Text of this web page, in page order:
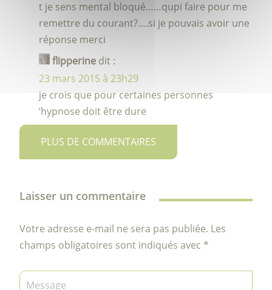
t je sens mental bloqué……qupi faire pour me
remettre du courant?….si je pouvais avoir une
réponse merci
flipperine dit :
23 mars 2015 à 23h29
je crois que pour certaines personnes
‘hypnose doit être dure
PLUS DE COMMENTAIRES
Laisser un commentaire
Votre adresse e-mail ne sera pas publiée. Les
champs obligatoires sont indiqués avec *